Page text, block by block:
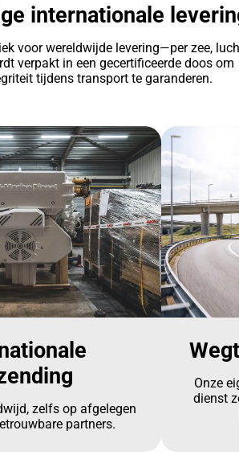
internationale
voor wereldwijde levering—per zee,
verpakt in een gecertificeerde doos om
tijdens transport te garanderen.
zelfs op afgelegen
partners.
Onze
dienst